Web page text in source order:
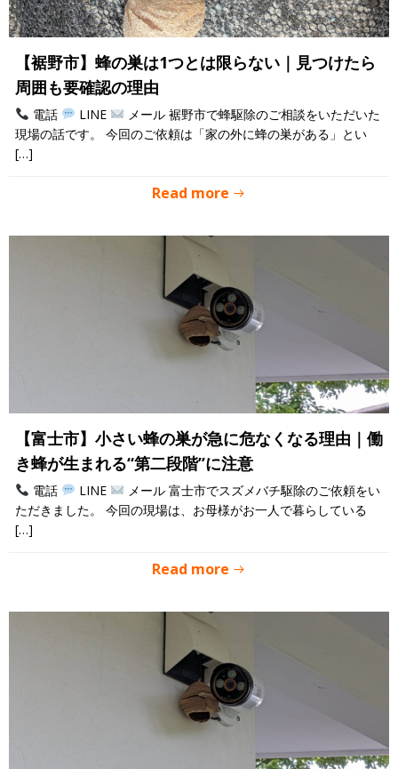
【裾野市】蜂の巣は1つとは限らない｜見つけたら
周囲も要確認の理由
電話 LINE
メール 裾野市で蜂駆除のご相談をいただいた
現場の話です。 今回のご依頼は「家の外に蜂の巣がある」とい
[…]
Read more
【富士市】小さい蜂の巣が急に危なくなる理由｜働
き蜂が生まれる“第二段階”に注意
電話 LINE
メール 富士市でスズメバチ駆除のご依頼をい
ただきました。 今回の現場は、お母様がお一人で暮らしている
[…]
Read more